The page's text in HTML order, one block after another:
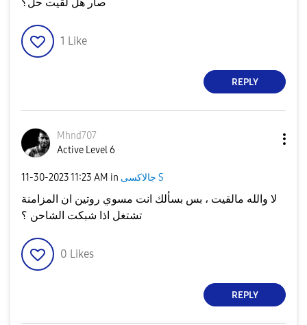
1 Like
REPLY
Mhnd707
Active Level 6
‎11-30-202311:23 AM in جالاكسى S
لا والله مالقيت ، بس بسألك انت مسوي روتين ان المزامنة
تشتغل اذا شبكت الشاحن ؟
0 Likes
REPLY